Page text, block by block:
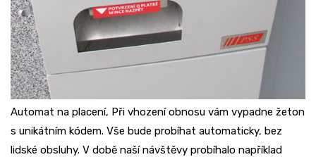
Automat na placení, Při vhození obnosu vám vypadne žeton
s unikátním kódem. Vše bude probíhat automaticky, bez
lidské obsluhy. V době naší návštěvy probíhalo například